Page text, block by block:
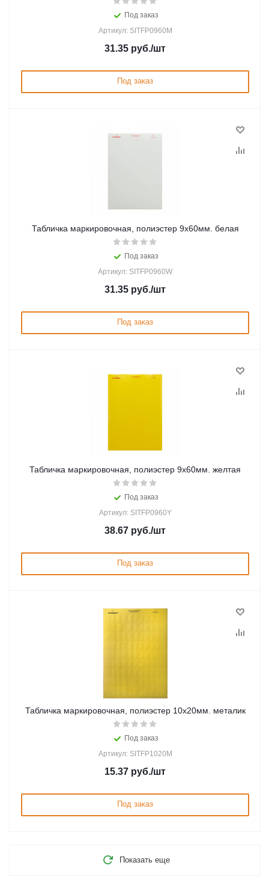
Под заказ
Артикул: SITFP0960M
31.35 руб./шт
Под заказ
Табличка маркировочная, полиэстер 9х60мм. белая
Под заказ
Артикул: SITFP0960W
31.35 руб./шт
Под заказ
Табличка маркировочная, полиэстер 9х60мм. желтая
Под заказ
Артикул: SITFP0960Y
38.67 руб./шт
Под заказ
Табличка маркировочная, полиэстер 10х20мм. металик
Под заказ
Артикул: SITFP1020M
15.37 руб./шт
Под заказ
Показать еще